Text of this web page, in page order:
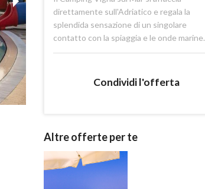
direttamente sull'Adriatico e regala la
splendida sensazione di un singolare
contatto con la spiaggia e le onde marine.
Condividi l'offerta
Altre offerte per te